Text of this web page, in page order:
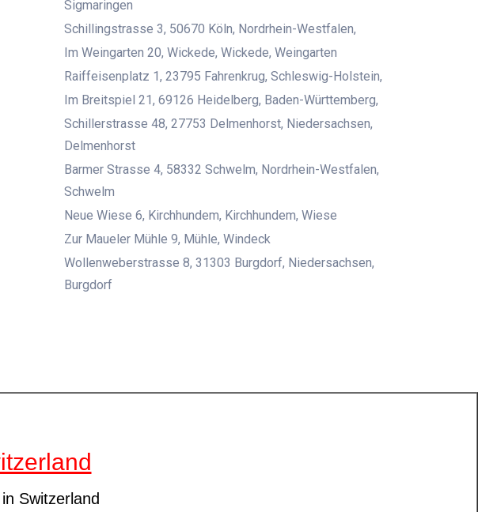
Sigmaringen
Schillingstrasse 3, 50670 Köln, Nordrhein-Westfalen,
Im Weingarten 20, Wickede, Wickede, Weingarten
Raiffeisenplatz 1, 23795 Fahrenkrug, Schleswig-Holstein,
Im Breitspiel 21, 69126 Heidelberg, Baden-Württemberg,
Schillerstrasse 48, 27753 Delmenhorst, Niedersachsen,
Delmenhorst
Barmer Strasse 4, 58332 Schwelm, Nordrhein-Westfalen,
Schwelm
Neue Wiese 6, Kirchhundem, Kirchhundem, Wiese
Zur Maueler Mühle 9, Mühle, Windeck
Wollenweberstrasse 8, 31303 Burgdorf, Niedersachsen,
Burgdorf